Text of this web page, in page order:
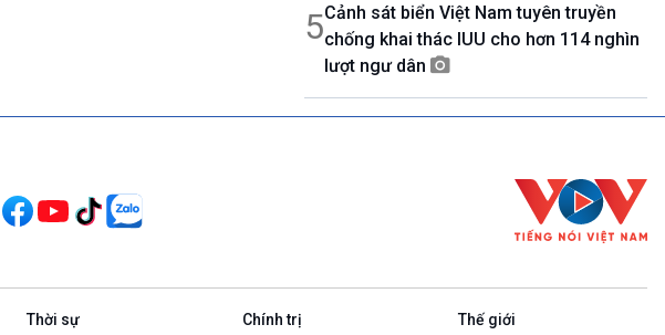
5Cảnh sát biển Việt Nam tuyên truyền
chống khai thác IUU cho hơn 114 nghìn
lượt ngư dân
Thời sự Chính trị Thế giới